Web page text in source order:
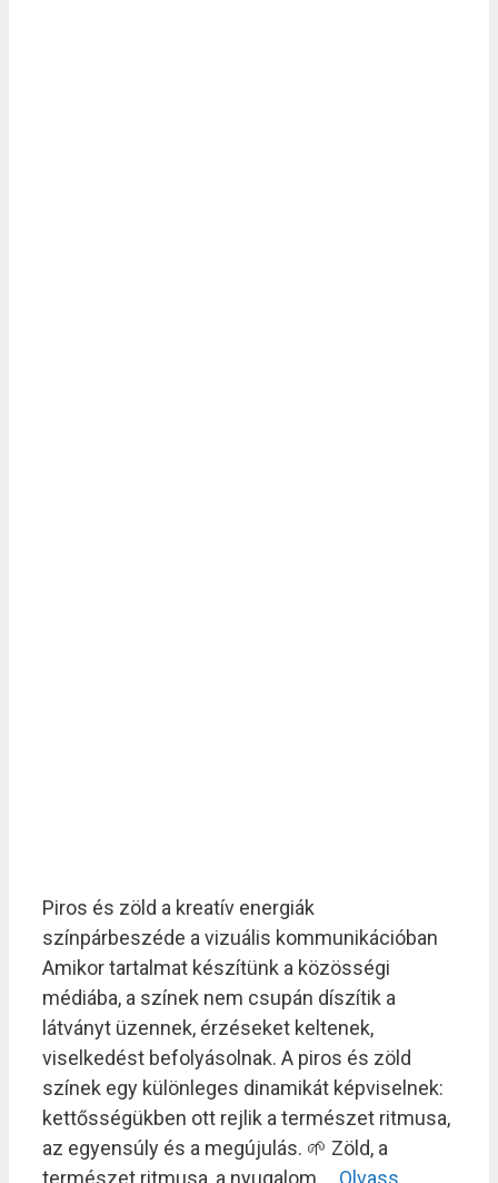
Piros és zöld a kreatív energiák
színpárbeszéde a vizuális kommunikációban
Amikor tartalmat készítünk a közösségi
médiába, a színek nem csupán díszítik a
látványt üzennek, érzéseket keltenek,
viselkedést befolyásolnak. A piros és zöld
színek egy különleges dinamikát képviselnek:
kettősségükben ott rejlik a természet ritmusa,
az egyensúly és a megújulás. 🌱 Zöld, a
természet ritmusa, a nyugalom … Olvass